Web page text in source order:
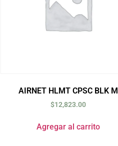
AIRNET HLMT CPSC BLK M
$12,823.00
Agregar al carrito